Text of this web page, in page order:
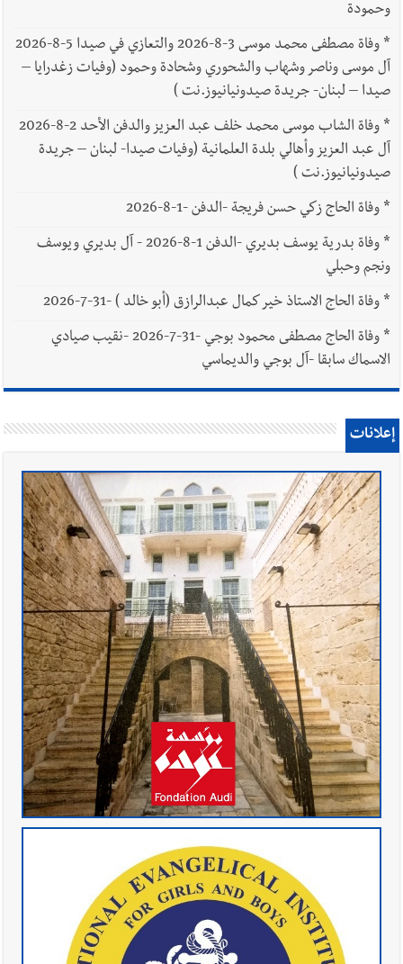
وحمودة
*
وفاة مصطفى محمد موسى 3-8-2026 والتعازي في صيدا 5-8-2026
آل موسى وناصر وشهاب والشحوري وشحادة وحمود (وفيات زغدرايا –
صيدا – لبنان- جريدة صيدونيانيوز.نت )
*
وفاة الشاب موسى محمد خلف عبد العزيز والدفن الأحد 2-8-2026
آل عبد العزيز وأهالي بلدة العلمانية (وفيات صيدا- لبنان – جريدة
صيدونيانيوز.نت )
*وفاة الحاج زكي حسن فريجة -الدفن -1-8-2026
*
وفاة بدرية يوسف بديري -الدفن 1-8-2026 - آل بديري ويوسف
ونجم وحبلي
*وفاة الحاج الاستاذ خير كمال عبدالرازق (أبو خالد ) -31-7-2026
*
وفاة الحاج مصطفى محمود بوجي -31-7-2026 -نقيب صيادي
الاسماك سابقا -آل بوجي والديماسي
إعلانات